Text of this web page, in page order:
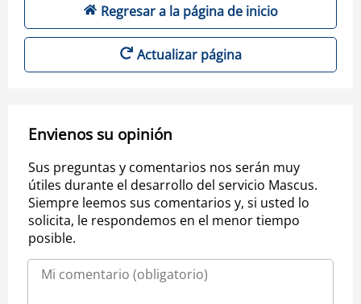
Regresar a la página de inicio
Actualizar página
Envienos su opinión
Sus preguntas y comentarios nos serán muy
útiles durante el desarrollo del servicio Mascus.
Siempre leemos sus comentarios y, si usted lo
solicita, le respondemos en el menor tiempo
posible.